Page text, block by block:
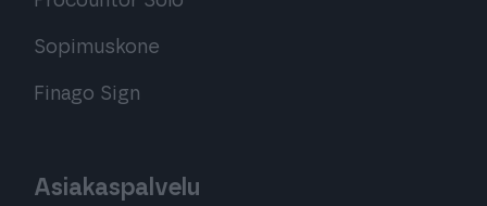
jälkeen tai laskuihin, joiden rivitietoja on
muokattu Juniorin käyttöönoton jälkeen.
Lue lisää ohjekirjasta
Sopimuskone
Finago Sign
Asiakaspalvelu